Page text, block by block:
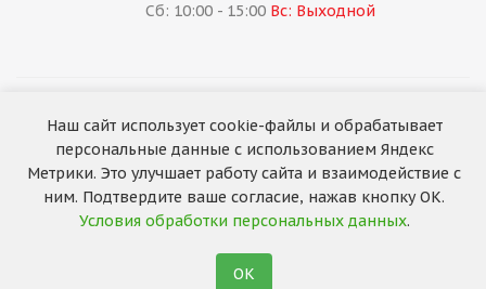
Сб: 10:00 - 15:00 Вс: Выходной
2026 © «За колёсами.Online»
Запуск сайта —RuMaster
Наш сайт использует cookie-файлы и обрабатывает
персональные данные с использованием Яндекс
Метрики. Это улучшает работу сайта и взаимодействие с
ним. Подтвердите ваше согласие, нажав кнопку ОК.
Условия обработки персональных данных.
ОК